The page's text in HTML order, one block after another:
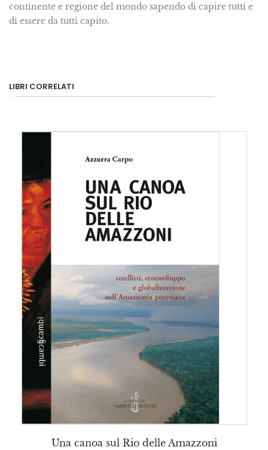
continente e regione del mondo sapendo di capire tutti e
di essere da tutti capito.
LIBRI CORRELATI
Una canoa sul Rio delle Amazzoni